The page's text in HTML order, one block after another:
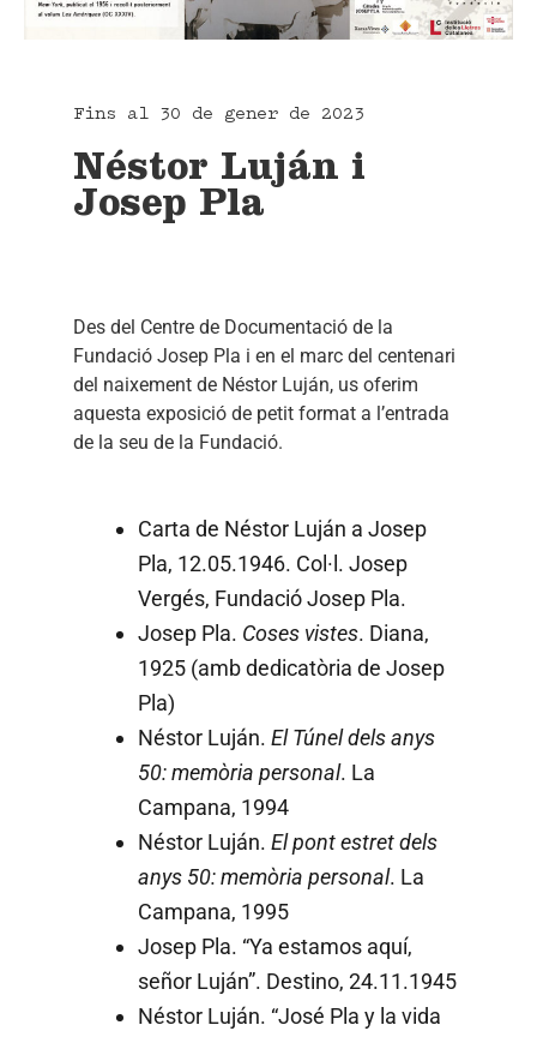
Fins al 30 de gener de 2023
Néstor Luján i
Josep Pla
Des del Centre de Documentació de la
Fundació Josep Pla i en el marc del centenari
del naixement de Néstor Luján, us oferim
aquesta exposició de petit format a l’entrada
de la seu de la Fundació.
Carta de Néstor Luján a Josep
Pla, 12.05.1946. Col·l. Josep
Vergés, Fundació Josep Pla.
Josep Pla. Coses vistes. Diana,
1925 (amb dedicatòria de Josep
Pla)
Néstor Luján. El Túnel dels anys
50: memòria personal. La
Campana, 1994
Néstor Luján. El pont estret dels
anys 50: memòria personal. La
Campana, 1995
Josep Pla. “Ya estamos aquí,
señor Luján”. Destino, 24.11.1945
Néstor Luján. “José Pla y la vida